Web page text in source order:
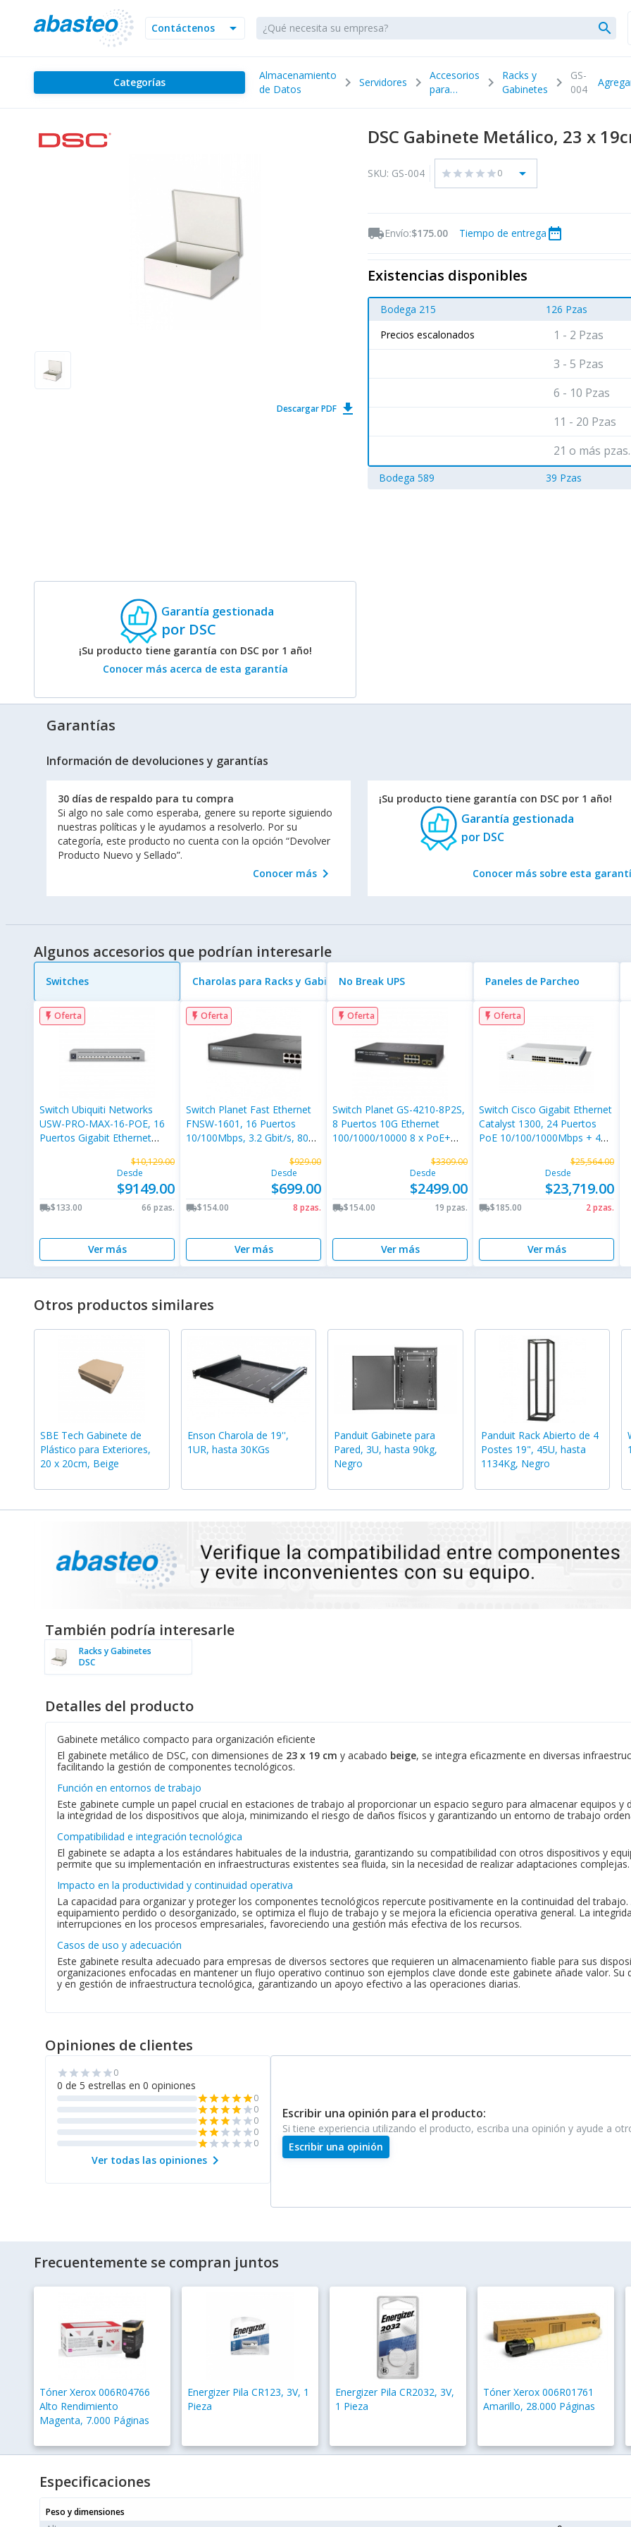
arrow_drop_down
Contáctenos search
Categorías
Almacenamiento
de Datos
chevron_right Servidores chevron_right
Accesorios
para
chevron_right
Racks y
Gabinetes
chevron_right
GS-
004
Descargar PDF get_app
Garantía gestionada
por DSC
¡Su producto tiene garantía con DSC por 1 año!
Conocer más acerca de esta garantía
DSC Gabinete Metálico, 23 x
SKU: GS-004 star star star star star0 arrow_drop_down
local_shippingEnvío:$175.00 Tiempo de entrega date_range
Existencias disponibles
Bodega 215 126 Pzas
Precios escalonados 1 - 2 Pzas
3 - 5 Pzas
6 - 10 Pzas
11 - 20 Pzas
21 o más pzas.
Bodega 589 39 Pzas
Garantías
Información de devoluciones y garantías
30 días de respaldo para tu compra
Si algo no sale como esperaba, genere su reporte siguiendo
nuestras políticas y le ayudamos a resolverlo. Por su
categoría, este producto no cuenta con la opción “Devolver
Producto Nuevo y Sellado”.
Conocer máschevron_right
¡Su producto tiene garantía con DSC por 1 año!
Garantía gestionada
por DSC
Conocer más sobre esta
Algunos accesorios que podrían interesarle
Switches Charolas para Racks y GabinetesNo Break UPS Paneles de Parcheo
Oferta
flash_on
Switch Ubiquiti Networks
USW-PRO-MAX-16-POE, 16
Puertos Gigabit Ethernet
SFP+, 84 Gbit/s, 16000
Entradas, Administrado
$10,129.00
Desde
$9149.00
local_shipping$133.00 66 pzas.
Ver más
Oferta
flash_on
Switch Planet Fast Ethernet
FNSW-1601, 16 Puertos
10/100Mbps, 3.2 Gbit/s, 8000
$929.00
Desde
$699.00
local_shipping$154.00 8 pzas.
Ver más
Oferta
flash_on
Switch Planet GS-4210-8P2S,
8 Puertos 10G Ethernet
100/1000/10000 8 x PoE+
Gbit/s, 8000 Entradas,$3309.00
Desde
$2499.00
local_shipping$154.00 19 pzas.
Ver más
Oferta
flash_on
Switch Cisco Gigabit Ethernet
Catalyst 1300, 24 Puertos
PoE 10/100/1000Mbps + 4
Gbit/s, 16000 Entradas -$25,564.00
Desde
$23,719.00
local_shipping$185.00 2 pzas.
Ver más
Otros productos similares
SBE Tech Gabinete de
Plástico para Exteriores,
20 x 20cm, Beige
Enson Charola de 19'',
1UR, hasta 30KGs
Panduit Gabinete para
Pared, 3U, hasta 90kg,
Negro
Panduit Rack Abierto de 4
Postes 19", 45U, hasta
1134Kg, Negro
También podría interesarle
Racks y Gabinetes
DSC
Detalles del producto
Gabinete metálico compacto para organización eficiente
El gabinete metálico de DSC, con dimensiones de 23 x 19 cm y acabado beige, se integra eficazmente en diversas
facilitando la gestión de componentes tecnológicos.
Función en entornos de trabajo
Este gabinete cumple un papel crucial en estaciones de trabajo al proporcionar un espacio seguro para almacenar equipos
la integridad de los dispositivos que aloja, minimizando el riesgo de daños físicos y garantizando un entorno de trabajo
Compatibilidad e integración tecnológica
El gabinete se adapta a los estándares habituales de la industria, garantizando su compatibilidad con otros dispositivos y
permite que su implementación en infraestructuras existentes sea fluida, sin la necesidad de realizar adaptaciones complejas.
Impacto en la productividad y continuidad operativa
La capacidad para organizar y proteger los componentes tecnológicos repercute positivamente en la continuidad del
equipamiento perdido o desorganizado, se optimiza el flujo de trabajo y se mejora la eficiencia operativa general. La
interrupciones en los procesos empresariales, favoreciendo una gestión más efectiva de los recursos.
Casos de uso y adecuación
Este gabinete resulta adecuado para empresas de diversos sectores que requieren un almacenamiento fiable para sus
organizaciones enfocadas en mantener un flujo operativo continuo son ejemplos clave donde este gabinete añade valor.
y en gestión de infraestructura tecnológica, garantizando un apoyo efectivo a las operaciones diarias.
Opiniones de clientes
star star star star star0
0 de 5 estrellas en 0 opiniones
starstarstarstarstar0
starstarstarstarstar0
starstarstarstar star0
starstarstar star star0
starstar star star star0
Ver todas las opinioneschevron_right
Escribir una opinión para el producto:
Si tiene experiencia utilizando el producto, escriba una opinión y ayude a
Escribir una opinión
Frecuentemente se compran juntos
Tóner Xerox 006R04766
Alto Rendimiento
Magenta, 7.000 Páginas
Energizer Pila CR123, 3V, 1
Pieza
Energizer Pila CR2032, 3V,
1 Pieza
Tóner Xerox 006R01761
Amarillo, 28.000 Páginas
Especificaciones
Peso y dimensiones